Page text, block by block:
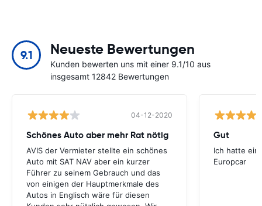
9.1 Neueste Bewertungen
Kunden bewerten uns mit einer 9.1/10 aus
insgesamt 12842 Bewertungen
04-12-2020
Schönes Auto aber mehr Rat nötig
AVIS der Vermieter stellte ein schönes
Auto mit SAT NAV aber ein kurzer
Führer zu seinem Gebrauch und das
von einigen der Hauptmerkmale des
Autos in Englisch wäre für diesen
Gut
Ich hatte
Europcar